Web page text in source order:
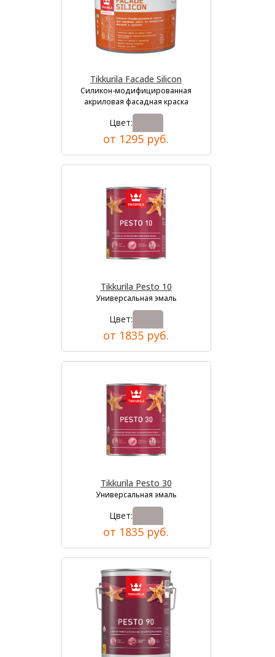
Tikkurila Facade Silicon
Силикон-модифицированная
акриловая фасадная краска
Цвет:
от 1295 руб.
Tikkurila Pesto 10
Универсальная эмаль
Цвет:
от 1835 руб.
Tikkurila Pesto 30
Универсальная эмаль
Цвет:
от 1835 руб.